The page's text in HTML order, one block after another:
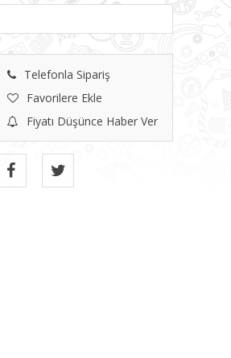
Telefonla Sipariş
Favorilere Ekle
Fiyatı Düşünce Haber Ver